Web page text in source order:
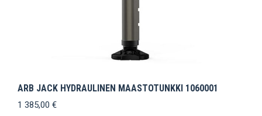
ARB JACK HYDRAULINEN MAASTOTUNKKI 1060001
1 385,00 €